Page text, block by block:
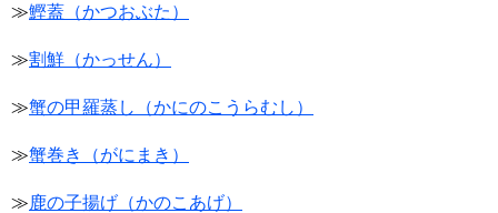
≫鰹蓋（かつおぶた）
≫割鮮（かっせん）
≫蟹の甲羅蒸し（かにのこうらむし）
≫蟹巻き（がにまき）
≫鹿の子揚げ（かのこあげ）